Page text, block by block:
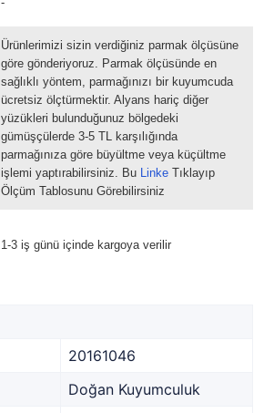
Ürünlerimizi sizin verdiğiniz parmak ölçüsüne
göre gönderiyoruz. Parmak ölçüsünde en
sağlıklı yöntem, parmağınızı bir kuyumcuda
ücretsiz ölçtürmektir. Alyans hariç diğer
yüzükleri bulunduğunuz bölgedeki
gümüşçülerde 3-5 TL karşılığında
parmağınıza göre büyültme veya küçültme
işlemi yaptırabilirsiniz. Bu Linke Tıklayıp
Ölçüm Tablosunu Görebilirsiniz
1-3 iş günü içinde kargoya verilir
20161046
Doğan Kuyumculuk